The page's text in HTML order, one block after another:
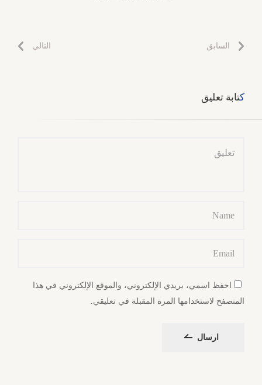
السابق التالي
كتابة تعليق
احفظ اسمي، بريدي الإلكتروني، والموقع الإلكتروني في هذا
المتصفح لاستخدامها المرة المقبلة في تعليقي.
ارسال